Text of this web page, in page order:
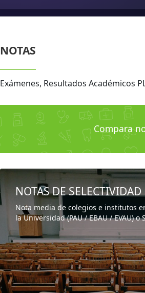
NOTAS
Exámenes, Resultados Académicos
Compara
NOTAS DE SELECTIVIDAD
Nota media de colegios e institutos
la Universidad (PAU / EBAU / EVAU) o